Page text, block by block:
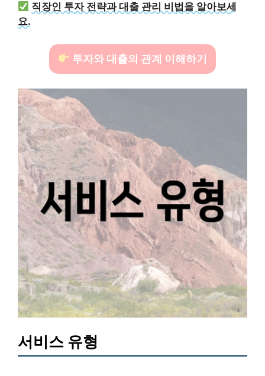
직장인 투자 전략과 대출 관리 비법을 알아보세
요.
투자와 대출의 관계 이해하기
서비스 유형